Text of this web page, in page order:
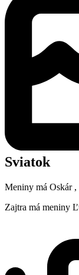
Sviatok
Meniny má Oskár ,
Zajtra má meniny